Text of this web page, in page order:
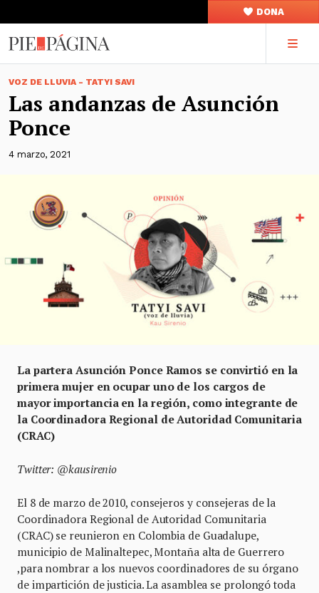
DONA
VOZ DE LLUVIA - TATYI SAVI
Las andanzas de Asunción
Ponce
4 marzo, 2021
La partera Asunción Ponce Ramos se convirtió en la
primera mujer en ocupar uno de los cargos de
mayor importancia en la región, como integrante de
la Coordinadora Regional de Autoridad Comunitaria
(CRAC)
Twitter: @kausirenio
El 8 de marzo de 2010, consejeros y consejeras de la
Coordinadora Regional de Autoridad Comunitaria
(CRAC) se reunieron en Colombia de Guadalupe,
municipio de Malinaltepec, Montaña alta de Guerrero
,para nombrar a los nuevos coordinadores de su órgano
de impartición de justicia. La asamblea se prolongó toda